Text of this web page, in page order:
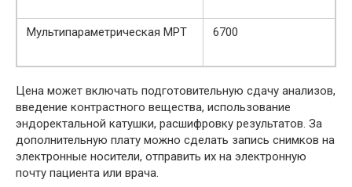
Мультипараметрическая МРТ 6700
Цена может включать подготовительную сдачу анализов,
введение контрастного вещества, использование
эндоректальной катушки, расшифровку результатов. За
дополнительную плату можно сделать запись снимков на
электронные носители, отправить их на электронную
почту пациента или врача.